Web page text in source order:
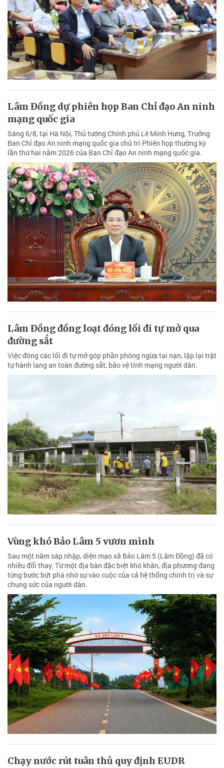
Lâm Đồng dự phiên họp Ban Chỉ đạo An ninh
mạng quốc gia
Sáng 6/8, tại Hà Nội, Thủ tướng Chính phủ Lê Minh Hưng, Trưởng
Ban Chỉ đạo An ninh mạng quốc gia chủ trì Phiên họp thường kỳ
lần thứ hai năm 2026 của Ban Chỉ đạo An ninh mạng quốc gia.
Lâm Đồng đồng loạt đóng lối đi tự mở qua
đường sắt
Việc đóng các lối đi tự mở góp phần phòng ngừa tai nạn, lập lại trật
tự hành lang an toàn đường sắt, bảo vệ tính mạng người dân.
Vùng khó Bảo Lâm 5 vươn mình
Sau một năm sáp nhập, diện mạo xã Bảo Lâm 5 (Lâm Đồng) đã có
nhiều đổi thay. Từ một địa bàn đặc biệt khó khăn, địa phương đang
từng bước bứt phá nhờ sự vào cuộc của cả hệ thống chính trị và sự
chung sức của người dân.
Chạy nước rút tuân thủ quy định EUDR